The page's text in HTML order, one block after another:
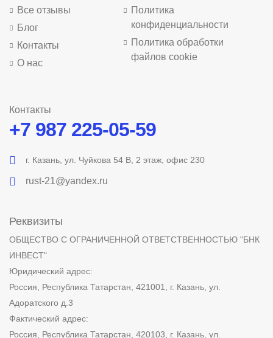
Все отзывы
Блог
Контакты
О нас
Политика
конфиденциальности
Политика обработки
файлов cookie
Контакты
+7 987 225-05-59
г. Казань, ул. Чуйкова 54 В, 2 этаж, офис 230
rust-21@yandex.ru
Реквизиты
ОБЩЕСТВО С ОГРАНИЧЕННОЙ ОТВЕТСТВЕННОСТЬЮ "БНК
ИНВЕСТ"
Юридический адрес:
Россия, Республика Татарстан, 421001, г. Казань, ул.
Адоратского д.3
Фактический адрес:
Россия, Республика Татарстан, 420103, г. Казань, ул.